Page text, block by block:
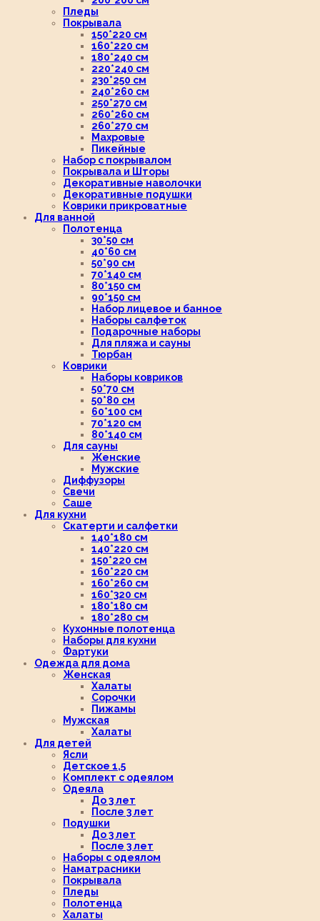
Пледы
Покрывала
150*220 см
160*220 см
180*240 см
220*240 см
230*250 см
240*260 см
250*270 см
260*260 см
260*270 см
Махровые
Пикейные
Набор с покрывалом
Покрывала и Шторы
Декоративные наволочки
Декоративные подушки
Коврики прикроватные
Для ванной
Полотенца
30*50 см
40*60 см
50*90 см
70*140 см
80*150 см
90*150 см
Набор лицевое и банное
Наборы салфеток
Подарочные наборы
Для пляжа и сауны
Тюрбан
Коврики
Наборы ковриков
50*70 см
50*80 см
60*100 см
70*120 см
80*140 см
Для сауны
Женские
Мужские
Диффузоры
Свечи
Саше
Для кухни
Скатерти и салфетки
140*180 см
140*220 см
150*220 см
160*220 см
160*260 см
160*320 см
180*180 см
180*280 см
Кухонные полотенца
Наборы для кухни
Фартуки
Одежда для дома
Женская
Халаты
Сорочки
Пижамы
Мужская
Халаты
Для детей
Ясли
Детское 1,5
Комплект с одеялом
Одеяла
До 3 лет
После 3 лет
Подушки
До 3 лет
После 3 лет
Наборы с одеялом
Наматрасники
Покрывала
Пледы
Полотенца
Халаты